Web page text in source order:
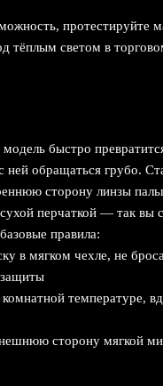
протестируйте
тёплым светом в
быстро
ней обращаться грубо.
сторону линзы
перчаткой — так вы
правила:
в мягком чехле, не
температуре,
сторону мягкой